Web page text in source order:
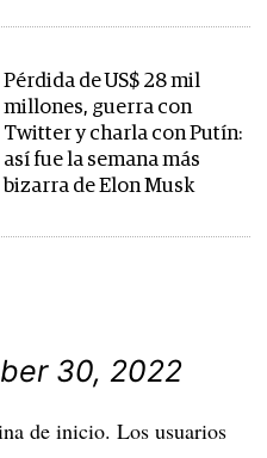
Pérdida de US$ 28 mil
millones, guerra con
Twitter y charla con Putín:
así fue la semana más
bizarra de Elon Musk
30, 2022
de inicio. Los usuarios